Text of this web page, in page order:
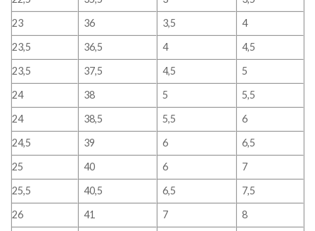
23
36 3,5
4
23,5
36,5 4
4,5
23,5
37,5 4,5
5
24
38 5
5,5
24
38,5 5,5
6
24,5
39 6
6,5
25
40 6
7
25,5
40,5 6,5
7,5
26
41 7
8